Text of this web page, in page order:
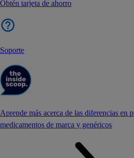
Obtén tarjeta de ahorro
Soporte
Aprende más acerca de las diferencias en
medicamentos de marca y genéricos